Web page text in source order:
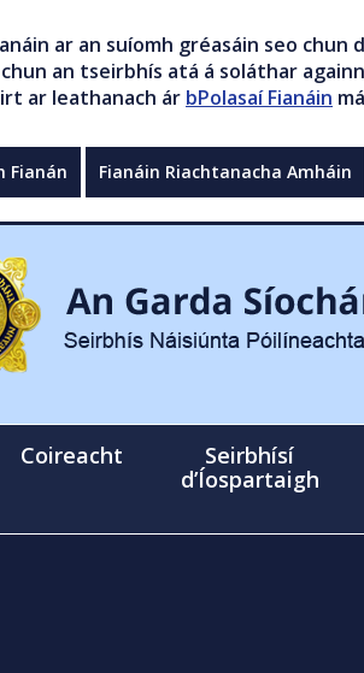
ar an suíomh gréasáin seo chun
an tseirbhís atá á soláthar
ar leathanach ár bPolasaí Fianáin
Fianán Fianáin Riachtanacha Amháin
Coireacht
Seirbhísí
d’Íospartaigh